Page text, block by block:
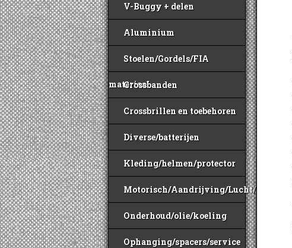
V-Buggy + delen
Aluminium
Stoelen/Gordels/FIA
materiaal
Crossbanden
Crossbrillen en toebehoren
Diverse/batterijen
Kleding/helmen/protector
Motorisch/Aandrijving/Lucht/Benzine
Onderhoud/olie/koeling
Ophanging/spacers/service